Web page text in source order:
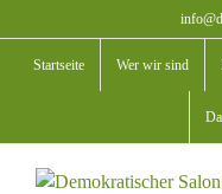
Inhalt
springen
Startseite Wer wir sind